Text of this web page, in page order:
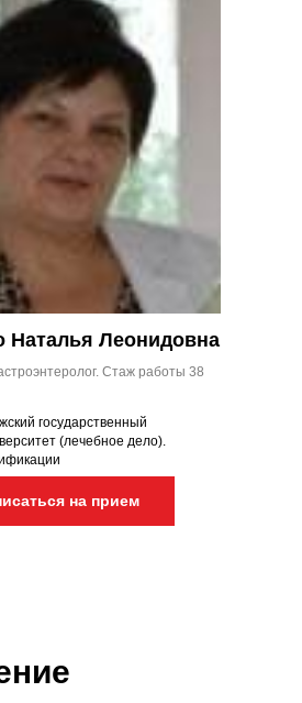
Стаж работы 38
Наталья Леонидовна
на прием
государственный
(лечебное дело).